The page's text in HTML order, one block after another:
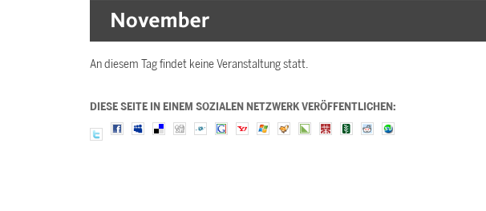
An diesem Tag findet keine Veranstaltung statt.
DIESE SEITE IN EINEM SOZIALEN NETZWERK VERÖFFENTLICHEN: